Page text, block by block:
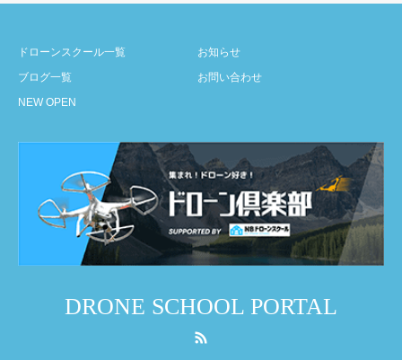
ドローンスクール一覧
ブログ一覧
NEW OPEN
お知らせ
お問い合わせ
DRONE SCHOOL PORTAL